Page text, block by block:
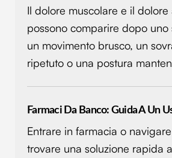
dalla Dichiarazione sui cookie.
Utilizziamo i cookie per
analizzare il nostro traffico.
pubblicità e social media, i quali
con altre informazioni che hai fornito
Il dolore muscolare e il dolore
possono comparire dopo uno
un movimento brusco, un
ripetuto o una postura
Farmaci Da Banco: Guida A Un
Entrare in farmacia o
trovare una soluzione rapida